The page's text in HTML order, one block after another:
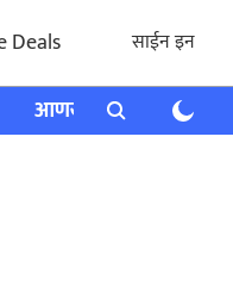
Deals साईन इन
आणखी राशी भविष्य